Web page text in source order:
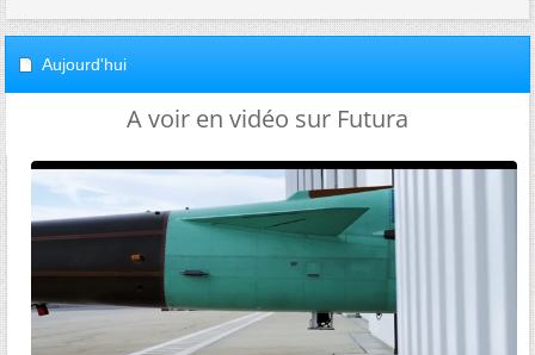
Aujourd'hui
A voir en vidéo sur Futura